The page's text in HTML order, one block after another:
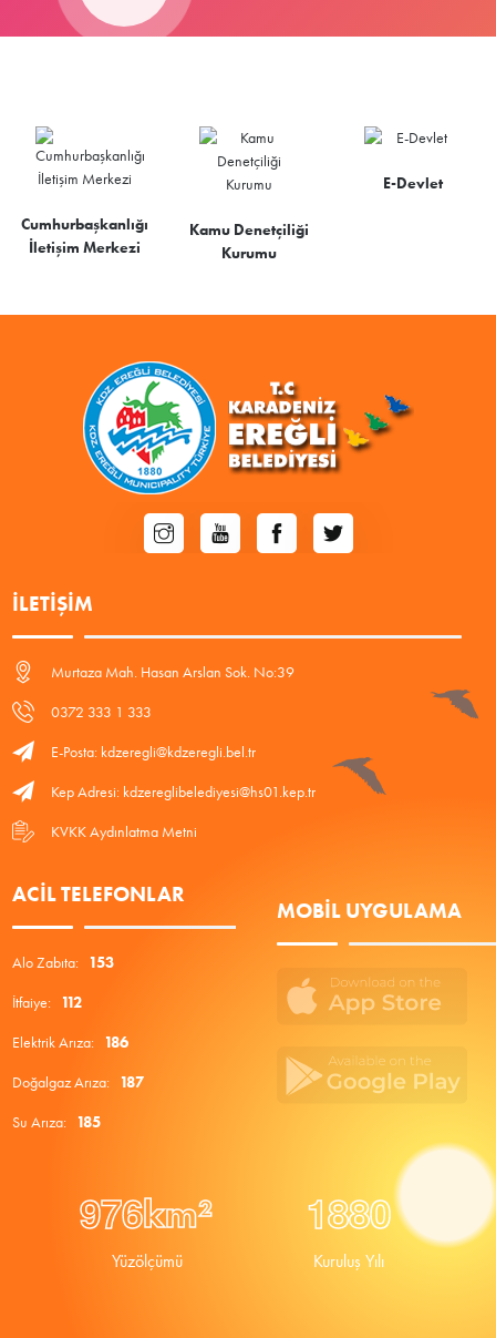
Cumhurbaşkanlığı
İletişim Merkezi
Kamu Denetçiliği
Kurumu
E-Devlet
İLETIŞIM
Murtaza Mah. Hasan Arslan Sok. No:39
0372 333 1 333
E-Posta: kdzeregli@kdzeregli.bel.tr
Kep Adresi: kdzereglibelediyesi@hs01.kep.tr
KVKK Aydınlatma Metni
ACIL TELEFONLAR
Alo Zabıta: 153
İtfaiye: 112
Elektrik Arıza: 186
Doğalgaz Arıza: 187
Su Arıza: 185
MOBIL UYGULAMA
976km²
Yüzölçümü
1880
Kuruluş Yılı